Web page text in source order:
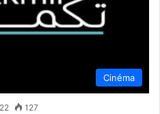
Cinéma
127